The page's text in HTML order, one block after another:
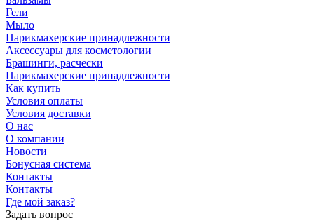
Гели
Мыло
Парикмахерские принадлежности
Аксессуары для косметологии
Брашинги, расчески
Парикмахерские принадлежности
Как купить
Условия оплаты
Условия доставки
О нас
О компании
Новости
Бонусная система
Контакты
Контакты
Где мой заказ?
Задать вопрос